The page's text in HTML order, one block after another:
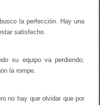
la perfección. Hay una
satisfecho.
su equipo va perdiendo;
la rompe.
no hay que olvidar que por